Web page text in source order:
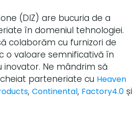
(DIZ) are bucuria de a
în domeniul tehnologiei.
colaborăm cu furnizori de
o valoare semnificativă în
Ne mândrim să
parteneriate cu Heaven
, Continental, Factory4.0 și